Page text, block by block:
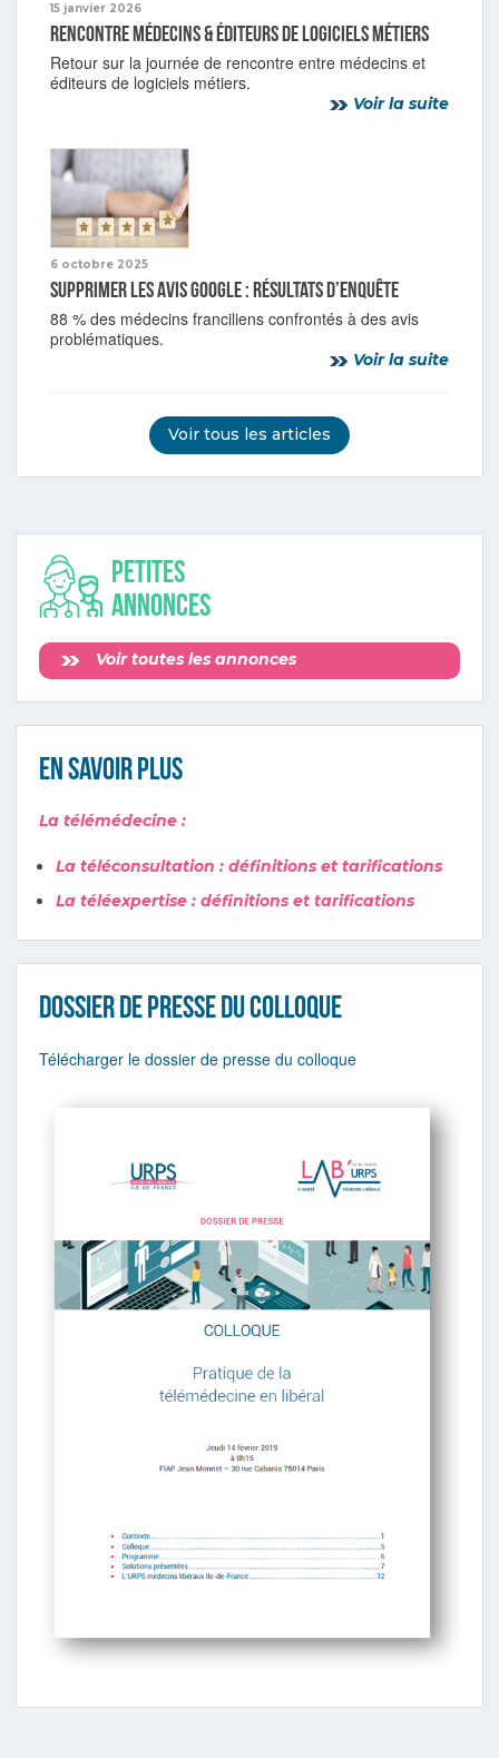
15 janvier 2026
Rencontre médecins & éditeurs de logiciels métiers
Retour sur la journée de rencontre entre médecins et
éditeurs de logiciels métiers.
Voir la suite
6 octobre 2025
Supprimer les avis Google : résultats d’enquête
88 % des médecins franciliens confrontés à des avis
problématiques.
Voir la suite
Voir tous les articles
Petites
annonces
Voir toutes les annonces
En savoir plus
La télémédecine :
La téléconsultation : définitions et tarifications
La téléexpertise : définitions et tarifications
Dossier de presse du colloque
Télécharger le dossier de presse du colloque